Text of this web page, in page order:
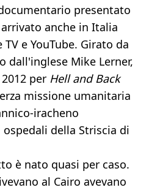
presentato
anche in Italia
e YouTube. Girato da
dall'inglese Mike Lerner,
per Hell and Back
missione umanitaria
iracheno
della Striscia di
è nato quasi per caso.
al Cairo avevano